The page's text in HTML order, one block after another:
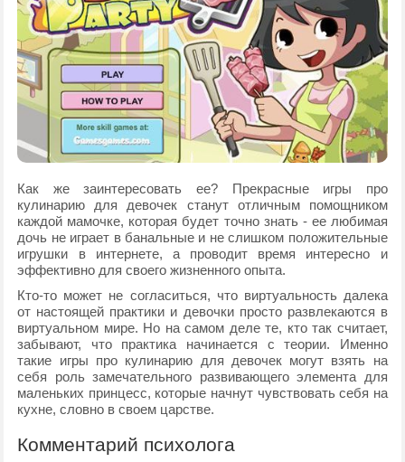
Как же заинтересовать ее? Прекрасные игры про
кулинарию для девочек станут отличным помощником
каждой мамочке, которая будет точно знать - ее любимая
дочь не играет в банальные и не слишком положительные
игрушки в интернете, а проводит время интересно и
эффективно для своего жизненного опыта.
Кто-то может не согласиться, что виртуальность далека
от настоящей практики и девочки просто развлекаются в
виртуальном мире. Но на самом деле те, кто так считает,
забывают, что практика начинается с теории. Именно
такие игры про кулинарию для девочек могут взять на
себя роль замечательного развивающего элемента для
маленьких принцесс, которые начнут чувствовать себя на
кухне, словно в своем царстве.
Комментарий психолога